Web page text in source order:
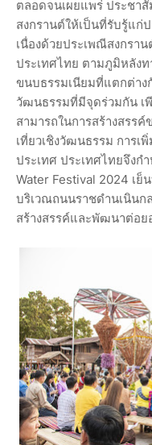
ตลอดจนเผยแพร่ ประชา
สงกรานต์ให้เป็นที่รับรู้แก่
เนื่องด้วยประเพณีสงกรา
ประเทศไทย ตามภูมิหลัง
ขนบธรรมเนียมที่แตกต่าง
วัฒนธรรมที่มีจุดร่วมกัน เ
สามารถในการสร้างสรร
เที่ยวเชิงวัฒนธรรม การเ
ประเทศ ประเทศไทยจึงก
Water Festival 2024 เ
บริเวณถนนราชดำนเนินก
สร้างสรรค์และพัฒนาต่อย